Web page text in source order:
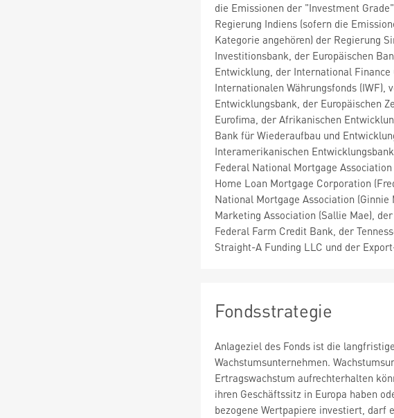
die Emissionen der "Investment
Regierung Indiens (sofern die
Kategorie angehören) der Regierung
Investitionsbank, der Europäischen
Entwicklung, der International Finance
Internationalen Währungsfonds (IWF),
Entwicklungsbank, der Europäischen
Eurofima, der Afrikanischen
Bank für Wiederaufbau und
Interamerikanischen
Federal National Mortgage
Home Loan Mortgage Corporation
National Mortgage Association (Ginnie
Marketing Association (Sallie Mae),
Federal Farm Credit Bank, der
Straight-A Funding LLC und der
Fondsstrategie
Anlageziel des Fonds ist die
Wachstumsunternehmen.
Ertragswachstum aufrechterhalten
ihren Geschäftssitz in Europa haben
bezogene Wertpapiere investiert, darf